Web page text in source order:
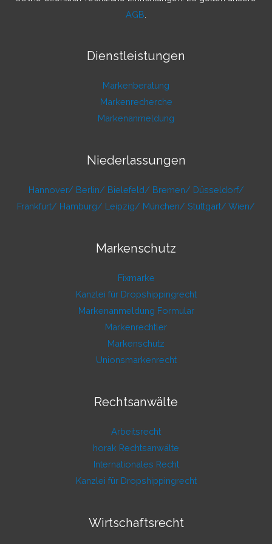
AGB
Dienstleistungen
Markenberatung
Markenrecherche
Markenanmeldung
Niederlassungen
Hannover/ Berlin/ Bielefeld/ Bremen/ Düsseldorf/
Frankfurt/ Hamburg/ Leipzig/ München/ Stuttgart/ Wien/
Markenschutz
Fixmarke
Kanzlei für Dropshippingrecht
Markenanmeldung Formular
Markenrechtler
Markenschutz
Unionsmarkenrecht
Rechtsanwälte
Arbeitsrecht
horak Rechtsanwälte
Internationales Recht
Kanzlei für Dropshippingrecht
Wirtschaftsrecht